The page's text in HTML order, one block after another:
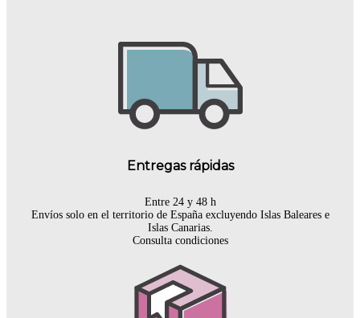
Entregas rápidas
Entre 24 y 48 h
Envíos solo en el territorio de España excluyendo Islas Baleares e
Islas Canarias.
Consulta condiciones